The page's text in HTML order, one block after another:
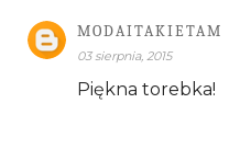
MODAITAKIETAM
03 sierpnia, 2015
Piękna torebka!